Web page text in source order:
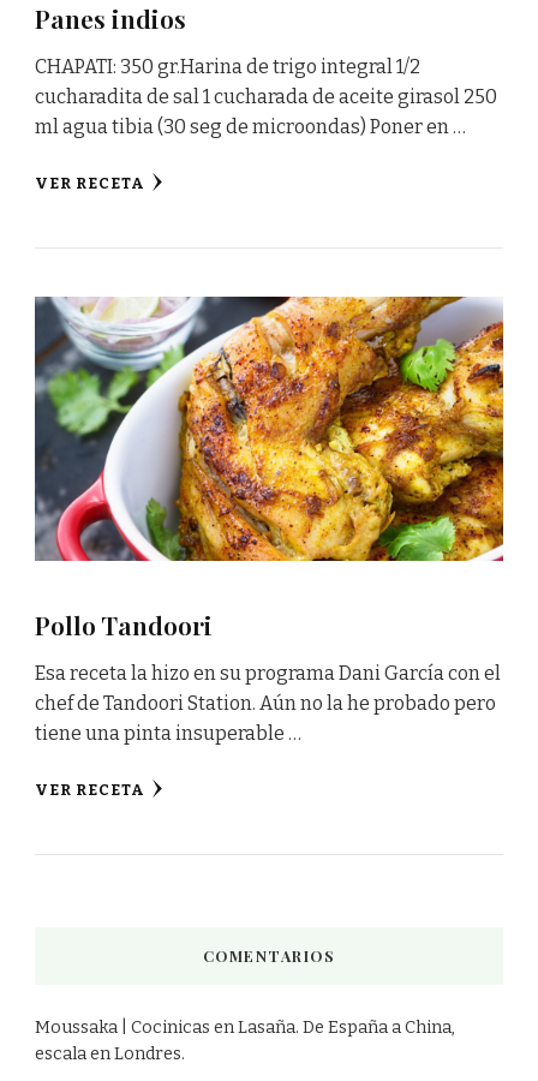
Panes indios
CHAPATI: 350 gr.Harina de trigo integral 1/2
cucharadita de sal 1 cucharada de aceite girasol 250
ml agua tibia (30 seg de microondas) Poner en …
VER RECETA
Pollo Tandoori
Esa receta la hizo en su programa Dani García con el
chef de Tandoori Station. Aún no la he probado pero
tiene una pinta insuperable …
VER RECETA
COMENTARIOS
Moussaka | Cocinicas enLasaña. De España a China,
escala en Londres.